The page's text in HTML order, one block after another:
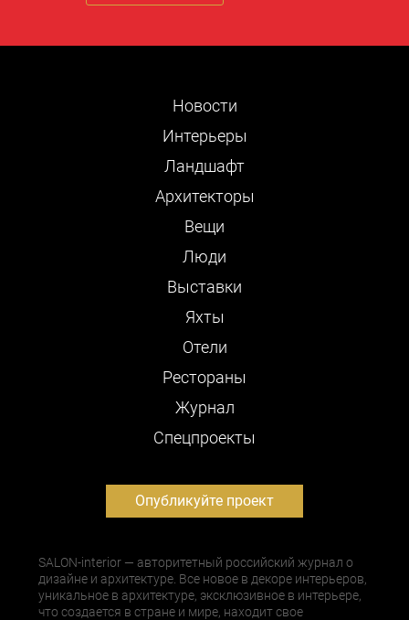
Новости
Интерьеры
Ландшафт
Архитекторы
Вещи
Люди
Выставки
Яхты
Отели
Рестораны
Журнал
Cпецпроекты
Опубликуйте проект
SALON-interior — авторитетный российский журнал о
дизайне и архитектуре. Все новое в декоре интерьеров,
уникальное в архитектуре, эксклюзивное в интерьере,
что создается в стране и мире, находит свое